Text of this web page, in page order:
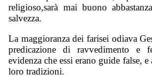
religioso,sarà mai buono
salvezza.
La maggioranza dei farisei odiava
predicazione di ravvedimento e
evidenza che essi erano guide false,
loro tradizioni.